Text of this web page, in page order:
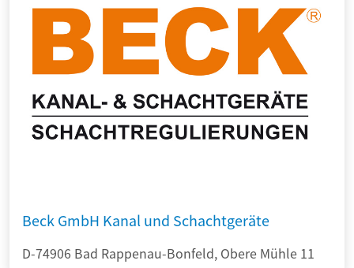
Beck GmbH Kanal und Schachtgeräte
D-74906 Bad Rappenau-Bonfeld, Obere Mühle 11